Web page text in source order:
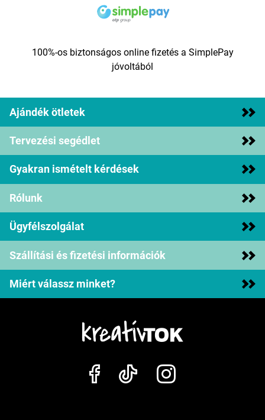
100%-os biztonságos online fizetés a SimplePay
jóvoltából
Ajándék ötletek
Tervezési segédlet
Gyakran ismételt kérdések
Rólunk
Ügyfélszolgálat
Szállítási és fizetési információk
Miért válassz minket?